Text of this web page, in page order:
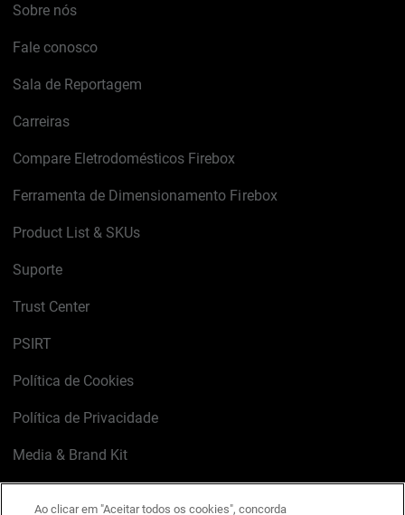
Sobre nós
Fale conosco
Sala de Reportagem
Carreiras
Compare Eletrodomésticos Firebox
Ferramenta de Dimensionamento Firebox
Product List & SKUs
Suporte
Trust Center
PSIRT
Política de Cookies
Política de Privacidade
Media & Brand Kit
Ao clicar em "Aceitar todos os cookies", concorda